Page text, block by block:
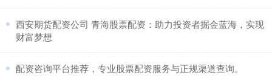
​西安期货配资公司 青海股票配资：助力投资者掘金蓝海，实现
财富梦想
​配资咨询平台推荐，专业股票配资服务与正规渠道查询。